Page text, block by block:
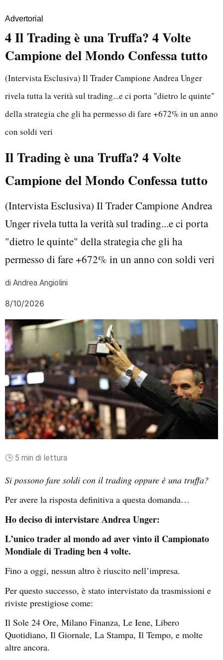
Advertorial
4 Il Trading è una Truffa? 4 Volte
Campione del Mondo Confessa tutto
(Intervista Esclusiva) Il Trader Campione Andrea Unger
rivela tutta la verità sul trading...e ci porta "dietro le quinte"
della strategia che gli ha permesso di fare +672% in un anno
con soldi veri
Il Trading è una Truffa? 4 Volte
Campione del Mondo Confessa tutto
(Intervista Esclusiva) Il Trader Campione Andrea
Unger rivela tutta la verità sul trading...e ci porta
"dietro le quinte" della strategia che gli ha
permesso di fare +672% in un anno con soldi veri
di Andrea Angiolini
8/10/2026
🕒 5 min di lettura
Si possono fare soldi con il trading oppure è una truffa?
Per avere la risposta definitiva a questa domanda…
Ho deciso di intervistare Andrea Unger:
L’unico trader al mondo ad aver vinto il Campionato
Mondiale di Trading ben 4 volte.
Fino a oggi, nessun altro è riuscito nell’impresa.
Per questo successo, è stato intervistato da trasmissioni e
riviste prestigiose come:
Il Sole 24 Ore, Milano Finanza, Le Iene, Libero
Quotidiano, Il Giornale, La Stampa, Il Tempo, e molte
altre ancora.